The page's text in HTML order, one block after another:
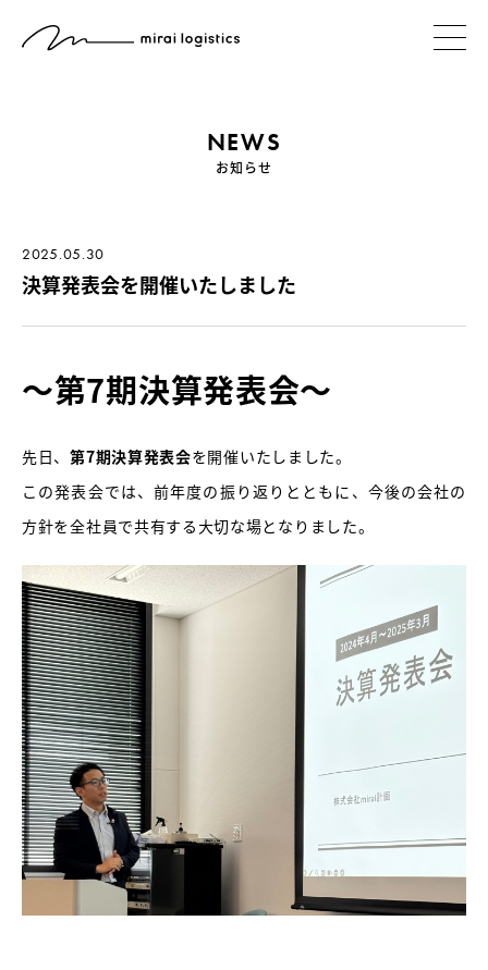
NEWS
お知らせ
2025.05.30
決算発表会を開催いたしました
～第7期決算発表会～
先日、第7期決算発表会を開催いたしました。
この発表会では、前年度の振り返りとともに、今後の会社の
方針を全社員で共有する大切な場となりました。